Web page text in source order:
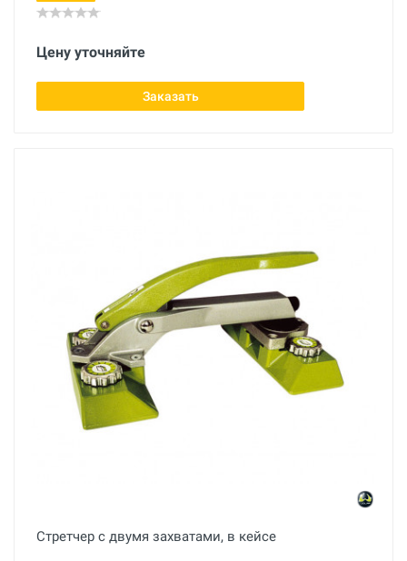
Цену уточняйте
Заказать
Стретчер с двумя захватами, в кейсе